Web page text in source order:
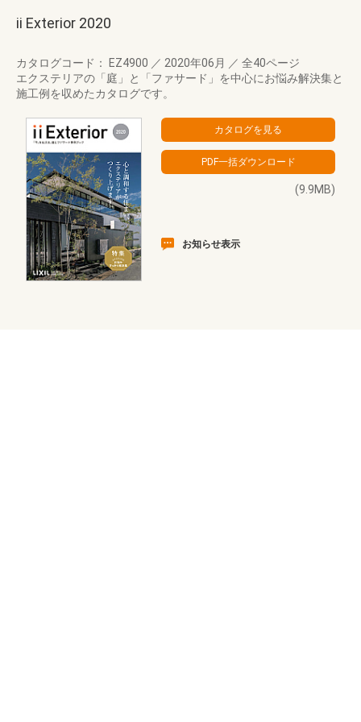
ii Exterior 2020
カタログコード： EZ4900 ／ 2020年06月 ／ 全40ページ
エクステリアの「庭」と「ファサード」を中心にお悩み解決集と
施工例を収めたカタログです。
(9.9MB)
お知らせ表示